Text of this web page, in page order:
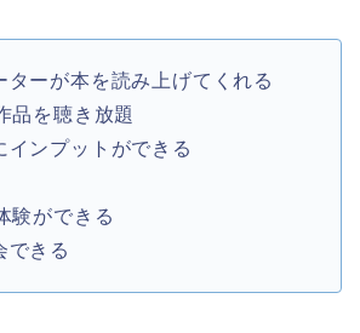
ターが本を読み上げてくれる
品を聴き放題
インプットができる
験ができる
できる